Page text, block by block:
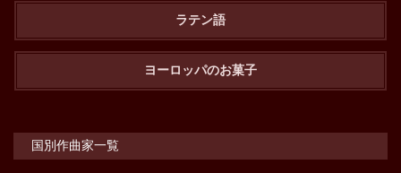
ラテン語
ヨーロッパのお菓子
国別作曲家一覧